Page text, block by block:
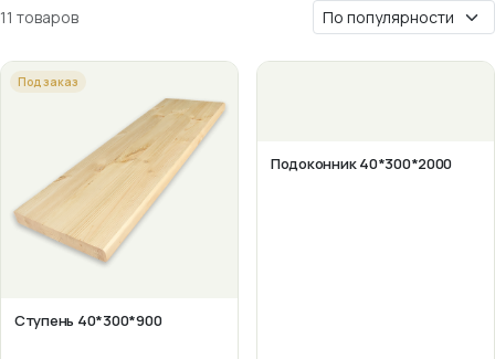
11 товаров
Под заказ
Ступень 40*300*900
Подоконник 40*300*2000